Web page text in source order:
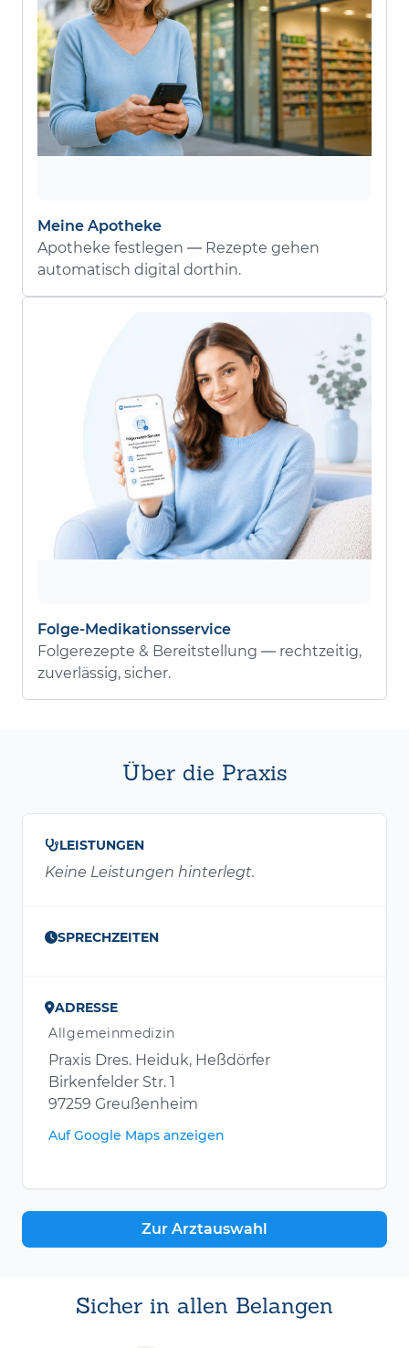
Meine Apotheke
Apotheke festlegen — Rezepte gehen
automatisch digital dorthin.
Folge-Medikationsservice
Folgerezepte & Bereitstellung — rechtzeitig,
zuverlässig, sicher.
Über die Praxis
LEISTUNGEN
Keine Leistungen hinterlegt.
SPRECHZEITEN
ADRESSE
Allgemeinmedizin
Praxis Dres. Heiduk, Heßdörfer
Birkenfelder Str. 1
97259 Greußenheim
Auf Google Maps anzeigen
Zur Arztauswahl
Sicher in allen Belangen